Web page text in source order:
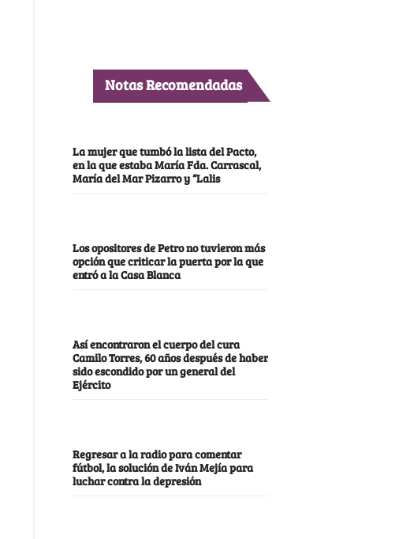
Notas Recomendadas
La mujer que tumbó la lista del Pacto,
en la que estaba María Fda. Carrascal,
María del Mar Pizarro y “Lalis
Los opositores de Petro no tuvieron más
opción que criticar la puerta por la que
entró a la Casa Blanca
Así encontraron el cuerpo del cura
Camilo Torres, 60 años después de haber
sido escondido por un general del
Ejército
Regresar a la radio para comentar
fútbol, la solución de Iván Mejía para
luchar contra la depresión